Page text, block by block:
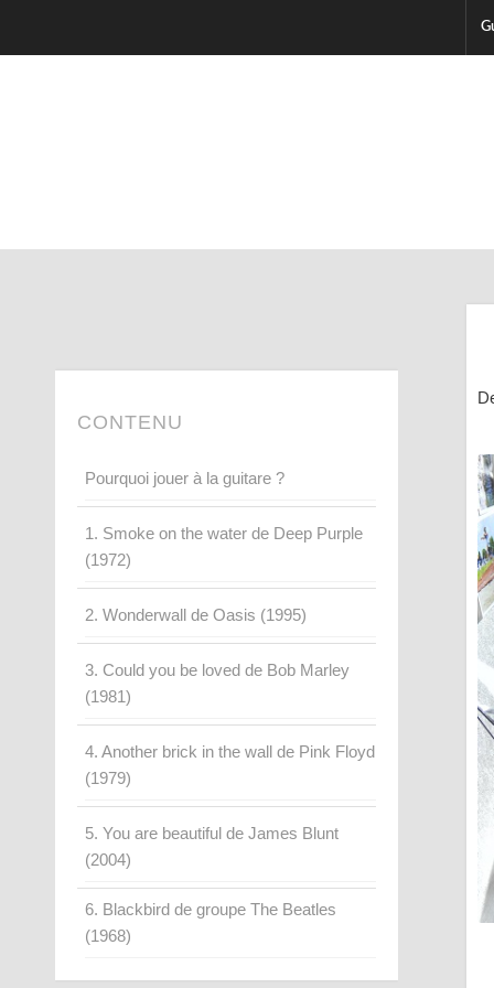
CONTENU
Pourquoi jouer à la guitare ?
1. Smoke on the water de Deep Purple
(1972)
2. Wonderwall de Oasis (1995)
3. Could you be loved de Bob Marley
(1981)
4. Another brick in the wall de Pink Floyd
(1979)
5. You are beautiful de James Blunt
(2004)
6. Blackbird de groupe The Beatles
(1968)